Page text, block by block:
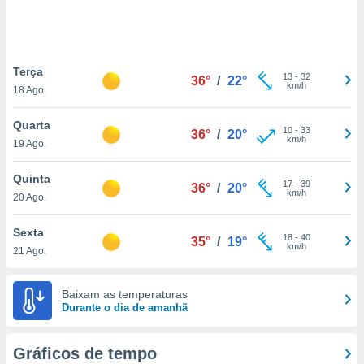
nós e
únicos
para
e
sitio
IP e
possam
com
Terça
18 Ago.
36° / 22° 13- 32
km/h
Quarta
19 Ago.
36° / 20° 10- 33
km/h
Quinta
20 Ago.
36° / 20° 17- 39
km/h
Sexta
21 Ago.
35° / 19° 18- 40
km/h
Baixam as temperaturas
Durante o dia de amanhã
Gráficos de tempo